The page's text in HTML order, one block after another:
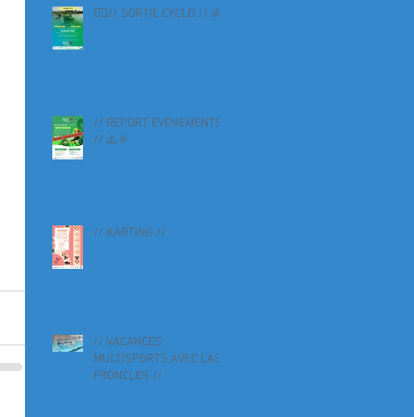
🚴‍♀️// SORTIE CYCLO // 🚴
// REPORT EVENEMENTS
// ⚠️🔆
// KARTING //
// VACANCES
MULTISPORTS AVEC L'AS
FRONCLES //